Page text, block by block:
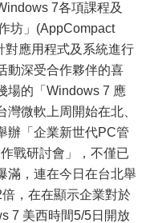
7各項課程及
坊」(AppCompact
對應用程式及系統進行
動深受合作夥伴的喜
場的「Windows 7 應
微軟上周開始在北、
辦「企業新世代PC管
戰研討會」，不僅已
滿，連在今日在台北舉
，在在顯示企業對於
7 美西時間5/5日開放